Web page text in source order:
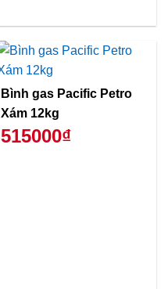
Bình gas Pacific Petro
Xám 12kg
515000₫